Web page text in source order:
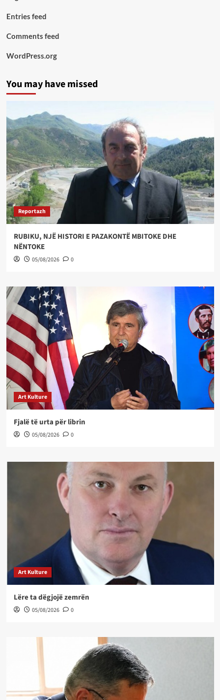
Entries feed
Comments feed
WordPress.org
You may have missed
Reportazh
RUBIKU, NJË HISTORI E PAZAKONTË MBITOKE DHE
NËNTOKE
05/08/2026 0
Art Kulture
Fjalë të urta për librin
05/08/2026 0
Art Kulture
Lëre ta dëgjojë zemrën
05/08/2026 0